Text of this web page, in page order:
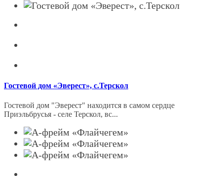
Гостевой дом «Эверест», с.Терскол
Гостевой дом "Эверест" находится в самом сердце
Приэльбрусья - селе Терскол, вс...